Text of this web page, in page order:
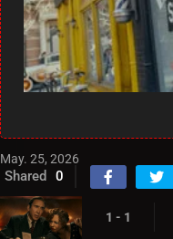
May. 25, 2026
Shared 0
1 - 1